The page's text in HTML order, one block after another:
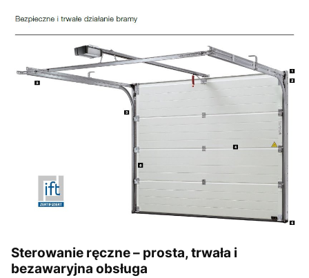
Sterowanie ręczne – prosta, trwała i
bezawaryjna obsługa